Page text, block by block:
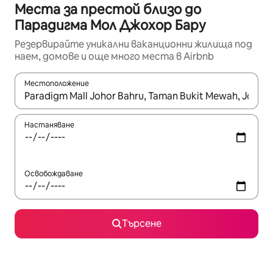
Места за престой близо до
Парадигма Мол Джохор Бару
Резервирайте уникални ваканционни жилища под
наем, домове и още много места в Airbnb
Местоположение
Когато резултатите се покажат, използвайте
Настаняване
Освобождаване
Търсене